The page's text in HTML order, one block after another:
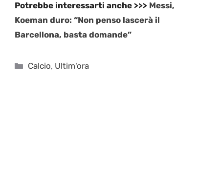
Potrebbe interessarti anche >>> Messi,
Koeman duro: “Non penso lascerà il
Barcellona, basta domande”
Categorie
Calcio, Ultim'ora